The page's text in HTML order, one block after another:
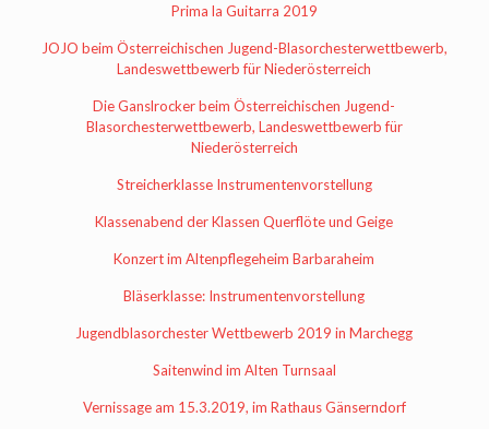
Prima la Guitarra 2019
JOJO beim Österreichischen Jugend-Blasorchesterwettbewerb,
Landeswettbewerb für Niederösterreich
Die Ganslrocker beim Österreichischen Jugend-
Blasorchesterwettbewerb, Landeswettbewerb für
Niederösterreich
Streicherklasse Instrumentenvorstellung
Klassenabend der Klassen Querflöte und Geige
Konzert im Altenpflegeheim Barbaraheim
Bläserklasse: Instrumentenvorstellung
Jugendblasorchester Wettbewerb 2019 in Marchegg
Saitenwind im Alten Turnsaal
Vernissage am 15.3.2019, im Rathaus Gänserndorf